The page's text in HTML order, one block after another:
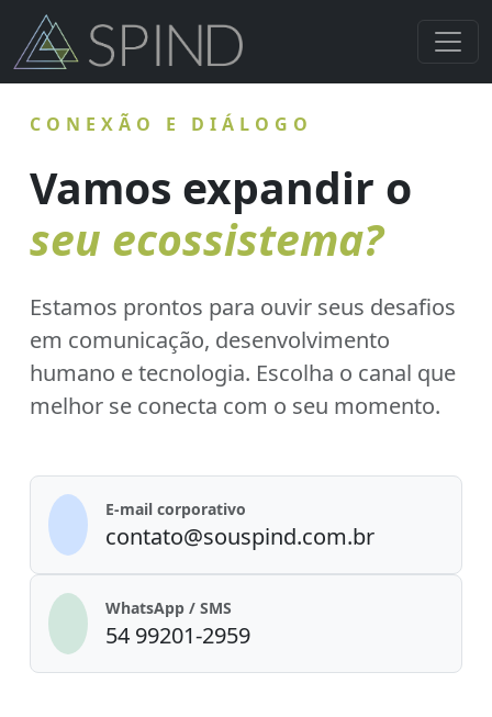
CONEXÃO E DIÁLOGO
Vamos expandir o
seu ecossistema?
Estamos prontos para ouvir seus desafios
em comunicação, desenvolvimento
humano e tecnologia. Escolha o canal que
melhor se conecta com o seu momento.
E-mail corporativo
contato@souspind.com.br
WhatsApp / SMS
54 99201-2959